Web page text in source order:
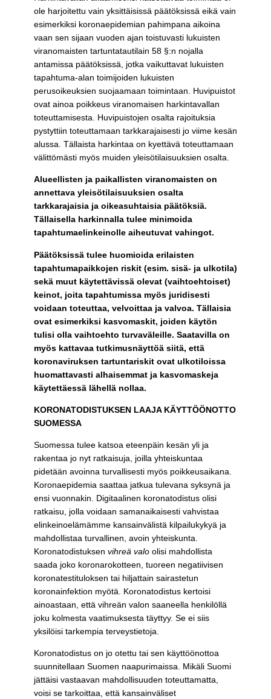
ole harjoitettu vain yksittäisissä päätöksissä eikä vain
esimerkiksi koronaepidemian pahimpana aikoina
vaan sen sijaan vuoden ajan toistuvasti lukuisten
viranomaisten tartuntatautilain 58 §:n nojalla
antamissa päätöksissä, jotka vaikuttavat lukuisten
tapahtuma-alan toimijoiden lukuisten
perusoikeuksien suojaamaan toimintaan. Huvipuistot
ovat ainoa poikkeus viranomaisen harkintavallan
toteuttamisesta. Huvipuistojen osalta rajoituksia
pystyttiin toteuttamaan tarkkarajaisesti jo viime kesän
alussa. Tällaista harkintaa on kyettävä toteuttamaan
välittömästi myös muiden yleisötilaisuuksien osalta.
Alueellisten ja paikallisten viranomaisten on
annettava yleisötilaisuuksien osalta
tarkkarajaisia ja oikeasuhtaisia päätöksiä.
Tällaisella harkinnalla tulee minimoida
tapahtumaelinkeinolle aiheutuvat vahingot.
Päätöksissä tulee huomioida erilaisten
tapahtumapaikkojen riskit (esim. sisä- ja ulkotila)
sekä muut käytettävissä olevat (vaihtoehtoiset)
keinot, joita tapahtumissa myös juridisesti
voidaan toteuttaa, velvoittaa ja valvoa. Tällaisia
ovat esimerkiksi kasvomaskit, joiden käytön
tulisi olla vaihtoehto turvaväleille. Saatavilla on
myös kattavaa tutkimusnäyttöä siitä, että
koronaviruksen tartuntariskit ovat ulkotiloissa
huomattavasti alhaisemmat ja kasvomaskeja
käytettäessä lähellä nollaa.
KORONATODISTUKSEN LAAJA KÄYTTÖÖNOTTO
SUOMESSA
Suomessa tulee katsoa eteenpäin kesän yli ja
rakentaa jo nyt ratkaisuja, joilla yhteiskuntaa
pidetään avoinna turvallisesti myös poikkeusaikana.
Koronaepidemia saattaa jatkua tulevana syksynä ja
ensi vuonnakin. Digitaalinen koronatodistus olisi
ratkaisu, jolla voidaan samanaikaisesti vahvistaa
elinkeinoelämämme kansainvälistä kilpailukykyä ja
mahdollistaa turvallinen, avoin yhteiskunta.
Koronatodistuksen vihreä valo olisi mahdollista
saada joko koronarokotteen, tuoreen negatiivisen
koronatestituloksen tai hiljattain sairastetun
koronainfektion myötä. Koronatodistus kertoisi
ainoastaan, että vihreän valon saaneella henkilöllä
joku kolmesta vaatimuksesta täyttyy. Se ei siis
yksilöisi tarkempia terveystietoja.
Koronatodistus on jo otettu tai sen käyttöönottoa
suunnitellaan Suomen naapurimaissa. Mikäli Suomi
jättäisi vastaavan mahdollisuuden toteuttamatta,
voisi se tarkoittaa, että kansainväliset